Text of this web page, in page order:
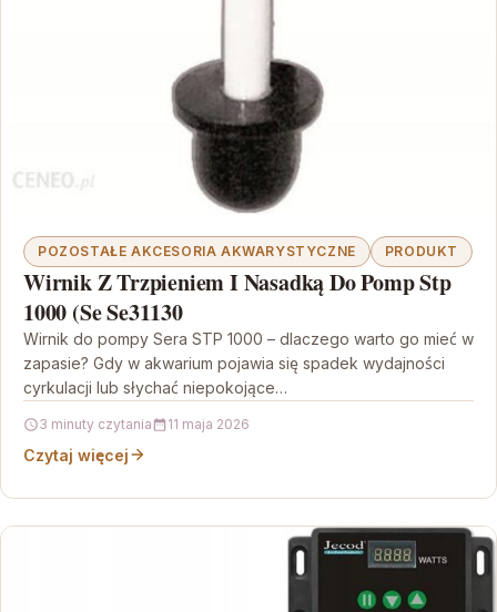
POZOSTAŁE AKCESORIA AKWARYSTYCZNE PRODUKT
Wirnik Z Trzpieniem I Nasadką Do Pomp Stp
1000 (Se Se31130
Wirnik do pompy Sera STP 1000 – dlaczego warto go mieć w
zapasie? Gdy w akwarium pojawia się spadek wydajności
cyrkulacji lub słychać niepokojące…
3 minuty czytania 11 maja 2026
Czytaj więcej